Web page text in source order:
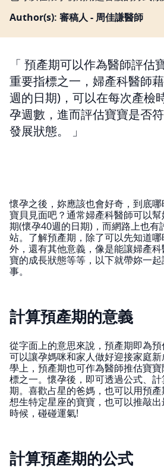
Author(s): 審稿人 - 周佳謙醫師
預產期可以作為醫師評估
重要指標之一，婦產科醫師
週的日期)，可以在每次產檢
孕週數，進而評估寶寶是否
發展狀態。
懷孕之後，妳應該也會好奇，到底
寶貝見面吧？通常婦產科醫師可以
期(懷孕40週的日期)，而網路上也有
站。了解預產期，除了可以先知道
外，還有其他意義，像是能讓婦產
寶的成長狀態等等，以下就帶妳一
事。
計算預產期的意義
從字面上的意思來說，預產期即為預
可以讓孕媽咪和家人做好迎接家庭
學上，預產期也可作為醫師推估寶
標之一。懷孕後，即可透過公式、
期。喜歡占星的爸媽，也可以用預
想生特定星座的寶寶，也可以推敲
時候，碰碰運氣!
計算預產期的公式